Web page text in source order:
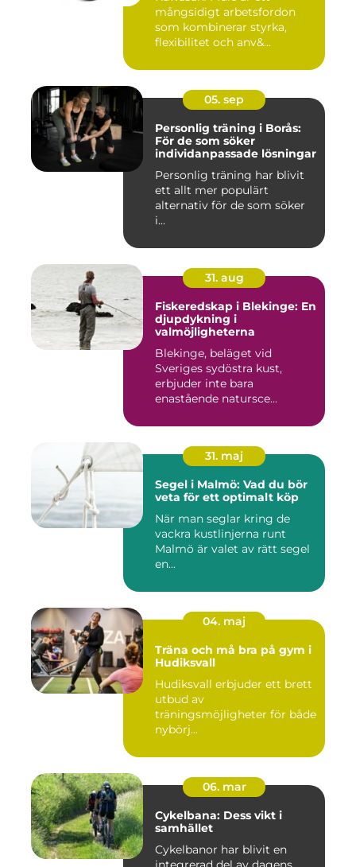
mångsidigt arbetsfordon
som kombinerar styrka,
flexibilitet och anv&...
05. sep
Personlig träning i Borås:
För de som söker
individanpassade lösningar
Personlig träning har blivit
ett allt mer populärt
alternativ för de som söker
i...
31. aug
Fiskeredskap i Blekinge: En
djupdykning i
valmöjligheterna
Blekinge, beläget vid
Sveriges sydöstra kust,
erbjuder inte bara
enastående natursce...
31. maj
Segel i Malmö: Vad du bör
veta för ett optimalt köp
När man seglar kring de
vackra kustlinjerna runt
Malmö är valet av rätt segel
en...
04. maj
Träna och må bra på gym i
Hudiksvall
Hudiksvall erbjuder ett brett
utbud av
träningsmöjligheter för både
nybörj...
06. mar
Cykelbana: Dess vikt i
samhället
Cykelbanor har blivit en